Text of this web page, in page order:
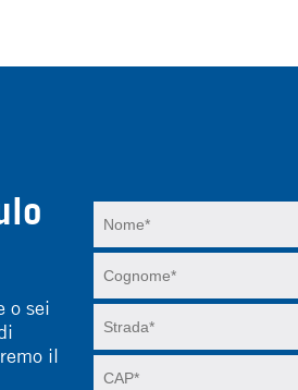
o sei
il